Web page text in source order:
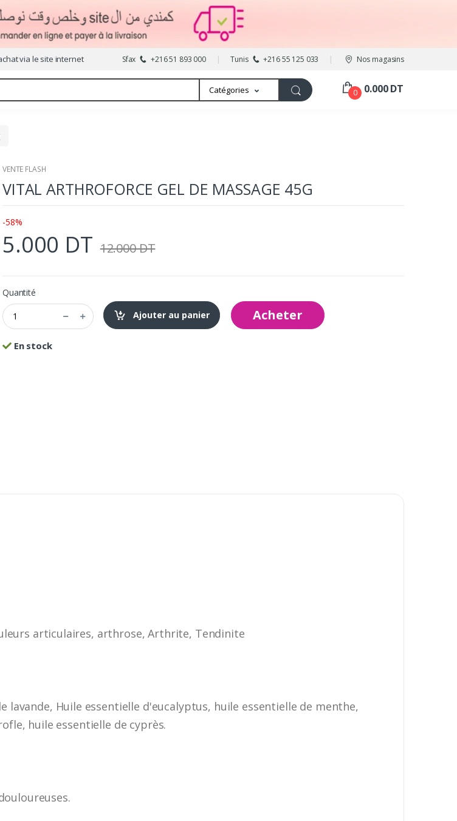
via le site internet Sfax +216 51 893 000 Tunis +216 55 125 033 Nos magasins
Catégories 0 0.000 DT
VENTE FLASH
VITAL ARTHROFORCE GEL DE MASSAGE 45G
-58%
5.000 DT 12.000 DT
Quantité
Ajouter au panier
Acheter
En stock
articulaires, arthrose, Arthrite, Tendinite
lavande, Huile essentielle d'eucalyptus, huile essentielle de menthe,
huile essentielle de cyprès.